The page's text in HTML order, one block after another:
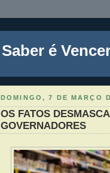
Saber é
DOMINGO, 7 DE MARÇO
OS FATOS
GOVERNADORES